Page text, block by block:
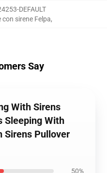
DEFAULT
con sirene Felpa,
Say
With Sirens
Sleeping With
Sirens Pullover
50%